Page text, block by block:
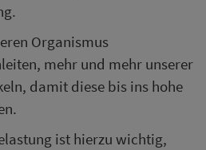
Organismus
mehr und mehr unserer
damit diese bis ins hohe
ist hierzu wichtig,